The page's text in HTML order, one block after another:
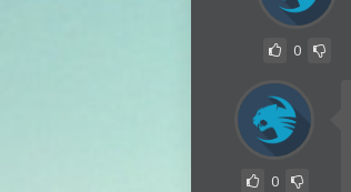
0
0